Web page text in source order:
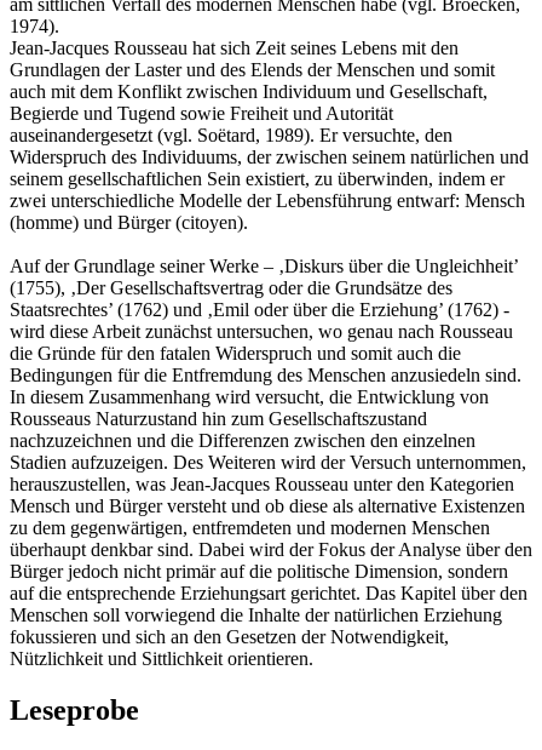
am sittlichen Verfall des modernen Menschen habe (vgl. Broecken,
1974).
Jean-Jacques Rousseau hat sich Zeit seines Lebens mit den
Grundlagen der Laster und des Elends der Menschen und somit
auch mit dem Konflikt zwischen Individuum und Gesellschaft,
Begierde und Tugend sowie Freiheit und Autorität
auseinandergesetzt (vgl. Soëtard, 1989). Er versuchte, den
Widerspruch des Individuums, der zwischen seinem natürlichen und
seinem gesellschaftlichen Sein existiert, zu überwinden, indem er
zwei unterschiedliche Modelle der Lebensführung entwarf: Mensch
(homme) und Bürger (citoyen).
Auf der Grundlage seiner Werke – ‚Diskurs über die Ungleichheit’
(1755), ‚Der Gesellschaftsvertrag oder die Grundsätze des
Staatsrechtes’ (1762) und ‚Emil oder über die Erziehung’ (1762) -
wird diese Arbeit zunächst untersuchen, wo genau nach Rousseau
die Gründe für den fatalen Widerspruch und somit auch die
Bedingungen für die Entfremdung des Menschen anzusiedeln sind.
In diesem Zusammenhang wird versucht, die Entwicklung von
Rousseaus Naturzustand hin zum Gesellschaftszustand
nachzuzeichnen und die Differenzen zwischen den einzelnen
Stadien aufzuzeigen. Des Weiteren wird der Versuch unternommen,
herauszustellen, was Jean-Jacques Rousseau unter den Kategorien
Mensch und Bürger versteht und ob diese als alternative Existenzen
zu dem gegenwärtigen, entfremdeten und modernen Menschen
überhaupt denkbar sind. Dabei wird der Fokus der Analyse über den
Bürger jedoch nicht primär auf die politische Dimension, sondern
auf die entsprechende Erziehungsart gerichtet. Das Kapitel über den
Menschen soll vorwiegend die Inhalte der natürlichen Erziehung
fokussieren und sich an den Gesetzen der Notwendigkeit,
Nützlichkeit und Sittlichkeit orientieren.
Leseprobe